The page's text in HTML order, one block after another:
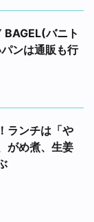
BAGEL(バニト
ンは通販も行
ランチは「や
がめ煮、生姜